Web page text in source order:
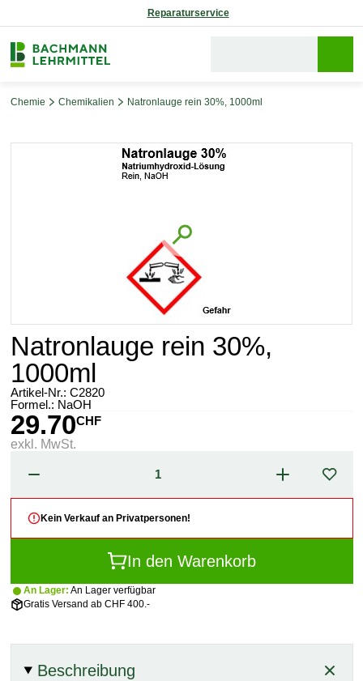
Reparaturservice
Chemie Chemikalien Natronlauge rein 30%, 1000ml
Bildergalerie überspringen
Natronlauge rein 30%,
1000ml
Artikel-Nr.: C2820
Formel.: NaOH
29.70CHF
exkl. MwSt.
In den Warenkorb
Kein Verkauf an Privatpersonen!
An Lager: An Lager verfügbar
Gratis Versand ab CHF 400.-
Beschreibung